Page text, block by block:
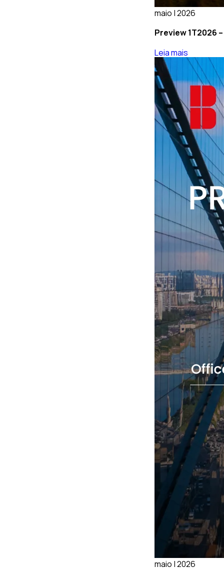
maio | 2026
Preview 1T2026
Leia mais
maio | 2026